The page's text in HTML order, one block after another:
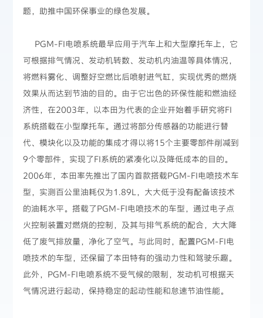
题，助推中国环保事业的绿色发展。
PGM-FI电喷系统最早应用于汽车上和大型摩托车上，它
可根据排气情况、发动机转数、发动机内油温等具体情况，
将燃料雾化、调整好空燃比后喷射进气缸，实现优秀的燃烧
效果从而达到节油的目的。由于它出色的环保性能和燃油经
济性，在2003年，以本田为代表的企业开始着手研究将FI
系统搭载在小型摩托车。通过将部分传感器的功能进行替
代、模块化以及功能的集成才得以将15个主要零部件削减到
9个零部件，实现了FI系统的紧凑化以及降低成本的目的。
2006年，本田率先推出了国内首款搭载PGM-FI电喷技术车
型，实测百公里油耗仅为1.89L，大大低于没有配备该技术
的油耗水平。搭载了PGM-FI电喷技术的车型，通过电子点
火控制装置对燃烧的控制，及其与排气系统的配合，大大降
低了废气排放量，净化了空气。与此同时，配置PGM-FI电
喷技术的车型，还保留了本田特有的强动力性和驾驶乐趣。
此外，PGM-FI电喷系统不受气候的限制，发动机可根据天
气情况进行起动，保持稳定的起动性能和怠速节油性能。